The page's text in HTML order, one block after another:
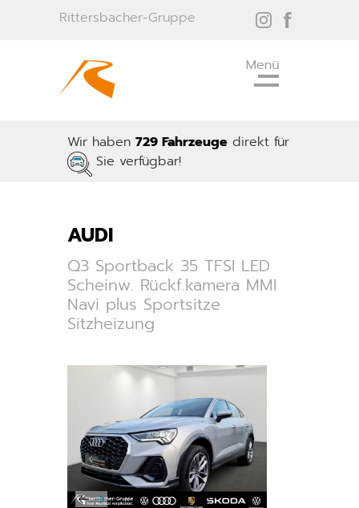
Rittersbacher-Gruppe
Wir haben 729 Fahrzeuge direkt für
Sie verfügbar!
AUDI
Q3 Sportback 35 TFSI LED
Scheinw. Rückf.kamera MMI
Navi plus Sportsitze
Sitzheizung